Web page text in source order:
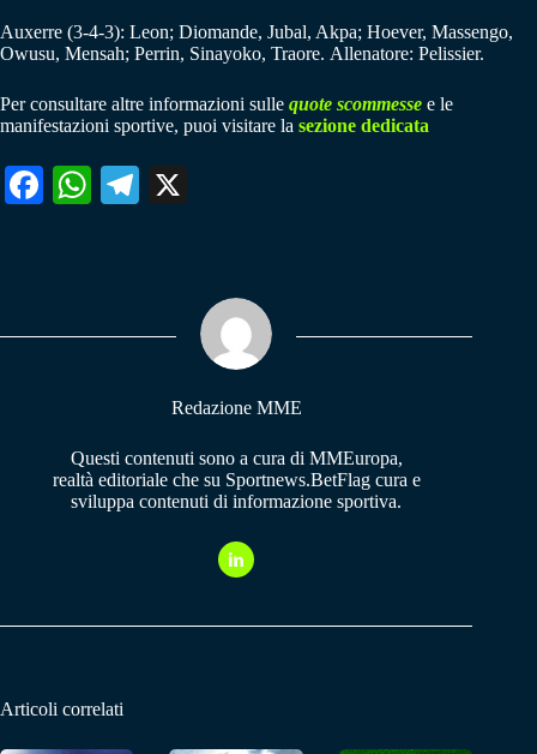
Auxerre (3-4-3): Leon; Diomande, Jubal, Akpa; Hoever, Massengo,
Owusu, Mensah; Perrin, Sinayoko, Traore. Allenatore: Pelissier.
Per consultare altre informazioni sulle quote scommesse e le
manifestazioni sportive, puoi visitare la sezione dedicata
Fa W
pp
Te
m
Redazione MME
Questi contenuti sono a cura di MMEuropa,
realtà editoriale che su Sportnews.BetFlag cura e
sviluppa contenuti di informazione sportiva.
Articoli correlati